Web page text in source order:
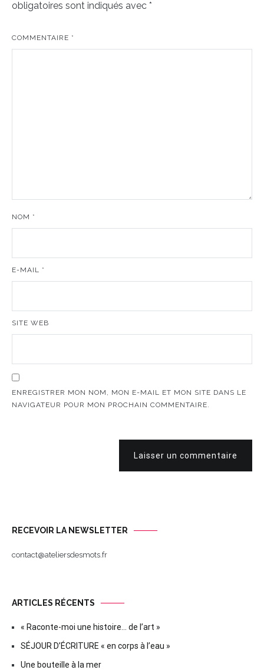
obligatoires sont indiqués avec *
COMMENTAIRE *
NOM *
E-MAIL *
SITE WEB
ENREGISTRER MON NOM, MON E-MAIL ET MON SITE DANS LE
NAVIGATEUR POUR MON PROCHAIN COMMENTAIRE.
Laisser un commentaire
RECEVOIR LA NEWSLETTER
contact@ateliersdesmots.fr
ARTICLES RÉCENTS
« Raconte-moi une histoire… de l’art »
SÉJOUR D’ÉCRITURE « en corps à l’eau »
Une bouteille à la mer